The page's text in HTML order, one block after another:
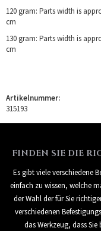
120 gram: Parts width is
cm
130 gram: Parts width is
cm
Artikelnummer:
315193
FINDEN SIE DIE
Es gibt viele verschiedene
einfach zu wissen, welche
der Wahl der für Sie
verschiedenen
das Werkzeug, dass